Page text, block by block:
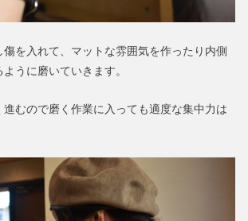
を入れて、マットな雰囲気を作ったり内側
うに磨いていきます。
進むので磨く作業に入っても適度な集中力は